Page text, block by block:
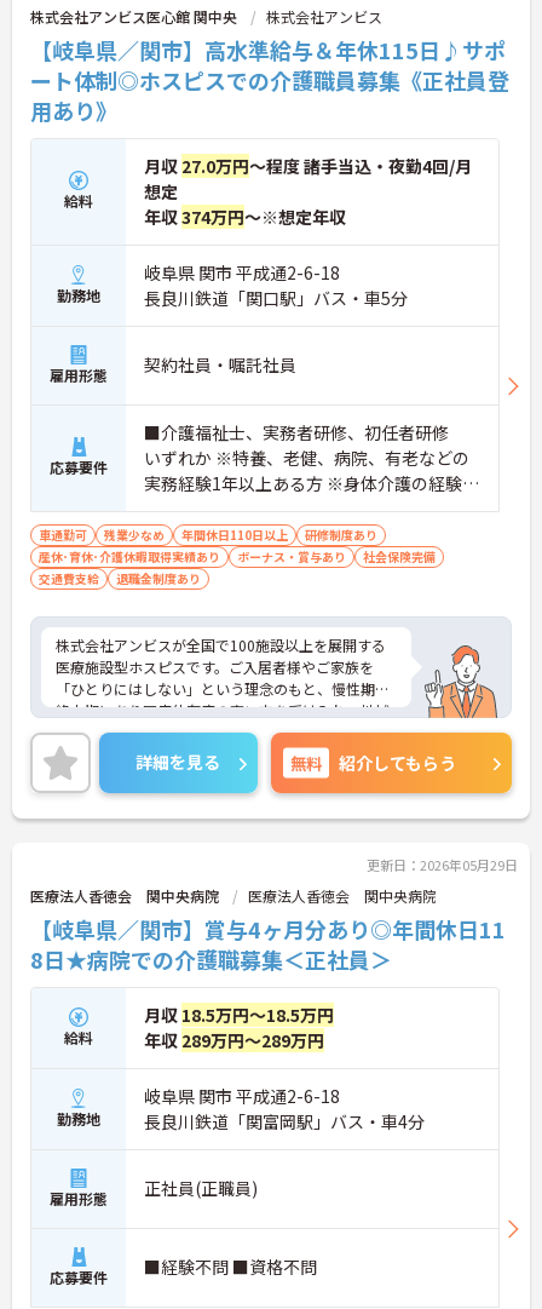
株式会社アンビス医心館 関中央 株式会社アンビス
【岐阜県／関市】高水準給与＆年休115日♪サポ
ート体制◎ホスピスでの介護職員募集《正社員登
用あり》
給料
月収 27.0万円～程度 諸手当込・夜勤4回/月
想定
年収374万円～※想定年収
勤務地
岐阜県 関市 平成通2-6-18
長良川鉄道「関口駅」バス・車5分
雇用形態 契約社員・嘱託社員
応募要件
■介護福祉士、実務者研修、初任者研修
いずれか ※特養、老健、病院、有老などの
実務経験1年以上ある方 ※身体介護の経験年
以上ある方、機械浴の使用の経験のある方
歓迎
車通勤可 残業少なめ 年間休日110日以上
研修制度あり
産休･育休･介護休暇取得実績あり
ボーナス・賞与あり
社会保険完備
交通費支給
退職金制度あり
株式会社アンビスが全国で100施設以上を展開する
医療施設型ホスピスです。ご入居者様やご家族を
「ひとりにはしない」という理念のもと、慢性期や
終末期にあり医療依存度の高い方を受け入れ、地域
医療を支える社会的意義の高い事業を推進していま
す。現場には看護師が24時間常駐しています。急変
時の対応や医療行為は看護師が担当するため、初任
者研修や実務者研修の方も食事介助や入浴介助など
の生活を支えるケアに専念できる環境です。多職種
連携の体制がしっかりと整っています。働き方の面
では、夜勤明けの翌日が原則として公休となるほ
か、月平均の残業時間も5時間から7時間程度とかな
り少なめです。常勤スタッフの比率が90パーセント
を超えているため急な勤務変更が発生しにくく、あ
らかじめ決められた訪問予定表に沿って規則正しく
働けます。入職後は現場スタッフによるお一人おひ
とりに合わせた個別のOJT研修が実施されます。eラ
ーニングも導入されており、多職種と連携しながら
専門性を着実に深めていける環境が用意されていま
★おすすめPOINT★
＜個別ＯＪＴとチーム連携で着実に成長！＞
・入職後はお一人おひとりの習熟度に合わせた個別
のＯＪＴ研修を実施し、ｅラーニングを用いた学習
の機会も提供されます
・施設内には看護師が24時間常駐しており、急変時
の対応や専門的な医療処置は看護師が担当するため
負担が減ります
詳細を見る 無料 紹介してもらう
更新日：2026年05月29日
医療法人香徳会 関中央病院 医療法人香徳会 関中央病院
【岐阜県／関市】賞与4ヶ月分あり◎年間休日11
8日★病院での介護職募集＜正社員＞
給料
月収 18.5万円～18.5万円
年収 289万円～289万円
勤務地
岐阜県 関市 平成通2-6-18
長良川鉄道「関富岡駅」バス・車4分
雇用形態 正社員(正職員)
応募要件 ■経験不問 ■資格不問